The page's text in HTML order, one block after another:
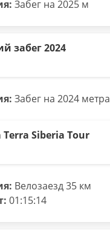
Забег на 2025 м
забег 2024
Забег на 2024 метра
Terra Siberia Tour
Велозаезд 35 км
01:15:14